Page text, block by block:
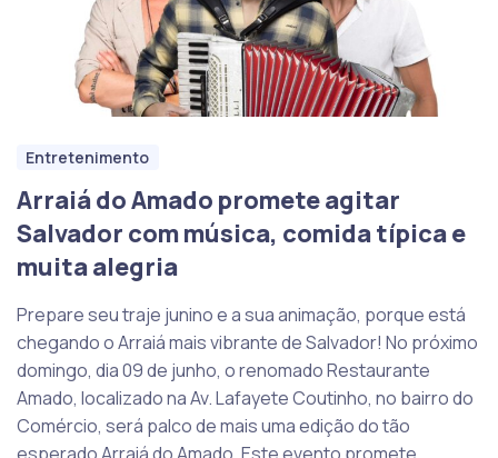
Entretenimento
Arraiá do Amado promete agitar
Salvador com música, comida típica e
muita alegria
Prepare seu traje junino e a sua animação, porque está
chegando o Arraiá mais vibrante de Salvador! No próximo
domingo, dia 09 de junho, o renomado Restaurante
Amado, localizado na Av. Lafayete Coutinho, no bairro do
Comércio, será palco de mais uma edição do tão